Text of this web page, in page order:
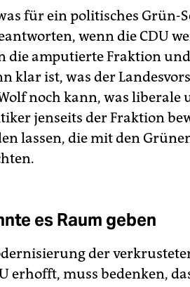
für ein politisches Grün-
wenn die CDU
die amputierte Fraktion
klar ist, was der
noch kann, was liberale
jenseits der Fraktion
lassen, die mit den
es Raum geben
der
erhofft, muss bedenken,